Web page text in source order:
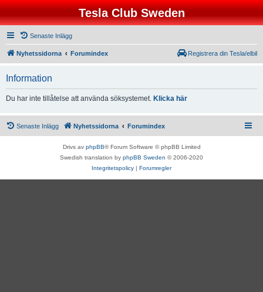
Tesla Club Sweden
Senaste Inlägg
Nyhetssidorna Forumindex Registrera din Tesla/elbil
Information
Du har inte tillåtelse att använda söksystemet. Klicka här
Senaste Inlägg Nyhetssidorna Forumindex
Drivs av phpBB® Forum Software © phpBB Limited
Swedish translation by phpBB Sweden © 2006-2020
Integritetspolicy | Forumregler